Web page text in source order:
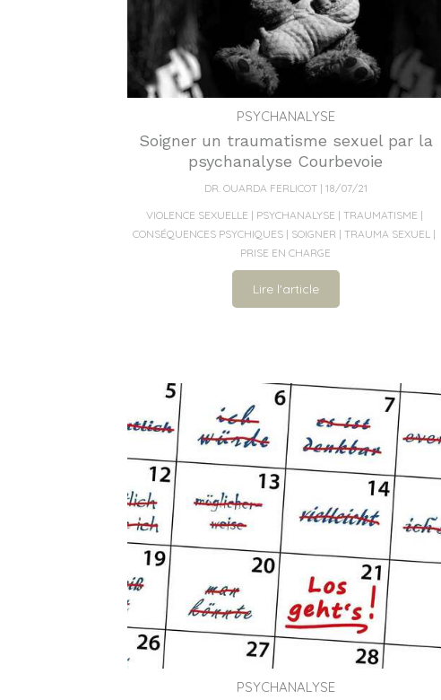
PSYCHANALYSE
Soigner un traumatisme sexuel par la
psychanalyse Courbevoie
DR. OUARDA FERLICOT
18/07/21
VIOLENCE SEXUELLE
PSYCHANALYSE
TRAUMATISME
CONSÉQUENCES PSYCHIQUES
SOIGNER
TRAUMA SEXUEL
PRISE EN CHARGE
Lire l'article
PSYCHANALYSE